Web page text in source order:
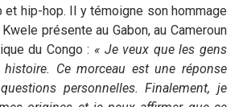
hip-hop. Il y témoigne son hommage
présente au Gabon, au Cameroun
du Congo : « Je veux que les gens
Ce morceau est une réponse
personnelles. Finalement, je